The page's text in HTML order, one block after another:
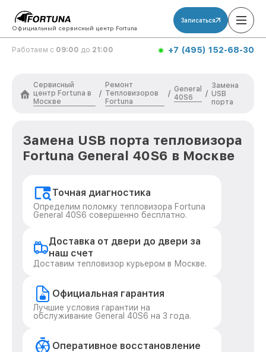
Официальный сервисный центр Fortuna
Записаться
Работаем с 09:00 до 21:00 +7 (495) 152-68-30
Сервисный
центр Fortuna в
Москве
/
Ремонт
Тепловизоров
Fortuna
/
General
40S6
/
Замена
USB
порта
Замена USB порта тепловизора
Fortuna General 40S6 в Москве
Точная диагностика
Определим поломку тепловизора Fortuna
General 40S6 совершенно бесплатно.
Доставка от двери до двери за
наш счет
Доставим тепловизор курьером в Москве.
Официальная гарантия
Лучшие условия гарантии на
обслуживание General 40S6 на 3 года.
Оперативное восстановление